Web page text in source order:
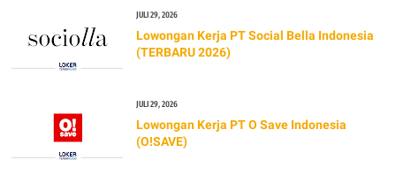
JULI 29, 2026
Lowongan Kerja PT Social Bella Indonesia
(TERBARU 2026)
JULI 29, 2026
Lowongan Kerja PT O Save Indonesia
(O!SAVE)